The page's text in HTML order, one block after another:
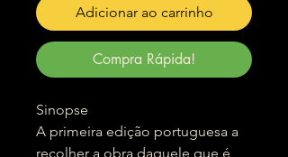
Adicionar ao carrinho
Compra Rápida!
Sinopse
A primeira edição portuguesa a
recolher a obra daquele que é